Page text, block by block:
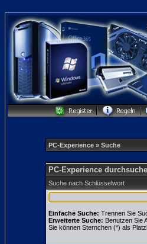
PC-Experience » Suche
PC-Experience
Suche nach Schlüsselwort
Einfache Suche: Trennen Sie
Erweiterte Suche: Benutzen Sie
Sie können Sternchen (*) als